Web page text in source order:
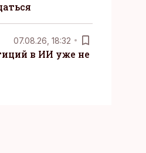
07.08.26, 18:32
в ИИ уже не